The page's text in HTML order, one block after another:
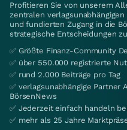
Profitieren Sie von unserem
zentralen
und fundierten Zugang in die
strategische Entscheidungen
✅ Größte Finanz-Community
✅ über 550.000 registrierte
✅ rund 2.000 Beiträge pro Tag
✅ verlagsunabhängige Partner
BörsenNews
✅ Jederzeit einfach handeln
✅ mehr als 25 Jahre